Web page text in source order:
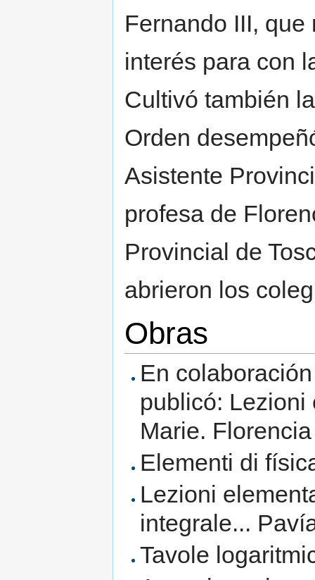
Fernando III,
interés para con
Cultivó también
Orden
Asistente
profesa de
Provincial de
abrieron los
Obras
En
publicó: Lezioni
Marie.
Elementi di
Lezioni
integrale...
Tavole